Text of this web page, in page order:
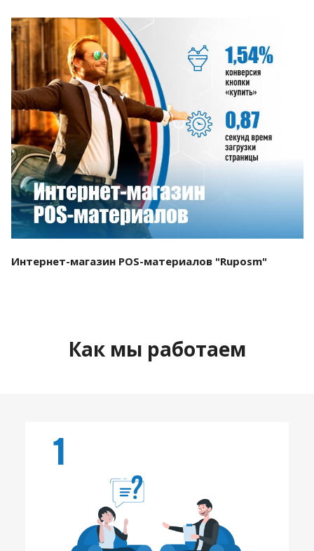
Смотреть проект
Интернет-магазин POS-материалов "Ruposm"
Как мы работаем
1